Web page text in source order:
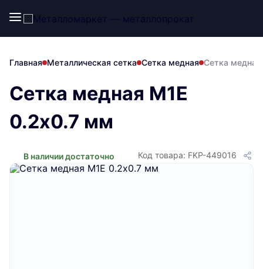
Главная Металлическая сетка Сетка медная Сетка
Сетка медная М1Е
0.2х0.7 мм
В наличии достаточно Код товара: FKP-449016